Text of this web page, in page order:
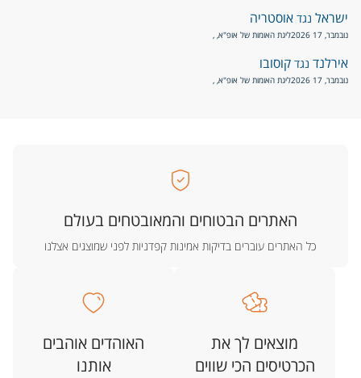
ישראל נגד אוסטריה
נובמבר, 17 2026 ליגת האומות של אופ"א, ,
אירלנד נגד קוסובו
נובמבר, 17 2026 ליגת האומות של אופ"א, ,
האתרים הבטוחים והמאובטחים בעולם
כל האתרים עוברים בדיקות אמינות קפדניות לפני שמוצגים אצלנו
מוצאים לך את
הכרטיסים הכי שווים
האוהדים אוהבים
אותנו